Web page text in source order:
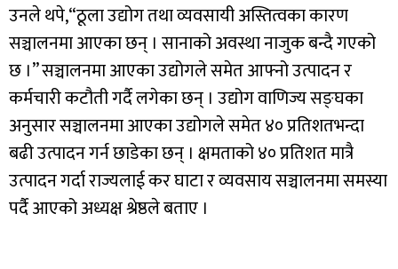
उनले थपे,“ठूला उद्योग तथा व्यवसायी अस्तित्वका कारण
सञ्चालनमा आएका छन् । सानाको अवस्था नाजुक बन्दै गएको
छ ।” सञ्चालनमा आएका उद्योगले समेत आफ्नो उत्पादन र
कर्मचारी कटौती गर्दै लगेका छन् । उद्योग वाणिज्य सङ्घका
अनुसार सञ्चालनमा आएका उद्योगले समेत ४० प्रतिशतभन्दा
बढी उत्पादन गर्न छाडेका छन् । क्षमताको ४० प्रतिशत मात्रै
उत्पादन गर्दा राज्यलाई कर घाटा र व्यवसाय सञ्चालनमा समस्या
पर्दै आएको अध्यक्ष श्रेष्ठले बताए ।